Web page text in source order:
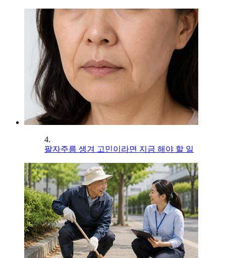
4.
팔자주름 생겨 고민이라면 지금 해야 할 일